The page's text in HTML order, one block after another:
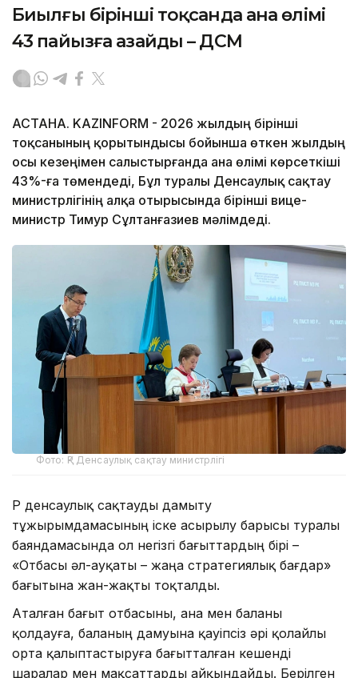
Биылғы бірінші тоқсанда ана өлімі
43 пайызға азайды – ДСМ
АСТАНА. KAZINFORM - 2026 жылдың бірінші
тоқсанының қорытындысы бойынша өткен жылдың
осы кезеңімен салыстырғанда ана өлімі көрсеткіші
43%-ға төмендеді, Бұл туралы Денсаулық сақтау
министрлігінің алқа отырысында бірінші вице-
министр Тимур Сұлтанғазиев мәлімдеді.
Фото: ҚР Денсаулық сақтау министрлігі
ҚР денсаулық сақтауды дамыту
тұжырымдамасының іске асырылу барысы туралы
баяндамасында ол негізгі бағыттардың бірі –
«Отбасы әл-ауқаты – жаңа стратегиялық бағдар»
бағытына жан-жақты тоқталды.
Аталған бағыт отбасыны, ана мен баланы
қолдауға, баланың дамуына қауіпсіз әрі қолайлы
орта қалыптастыруға бағытталған кешенді
шаралар мен мақсаттарды айқындайды. Берілген